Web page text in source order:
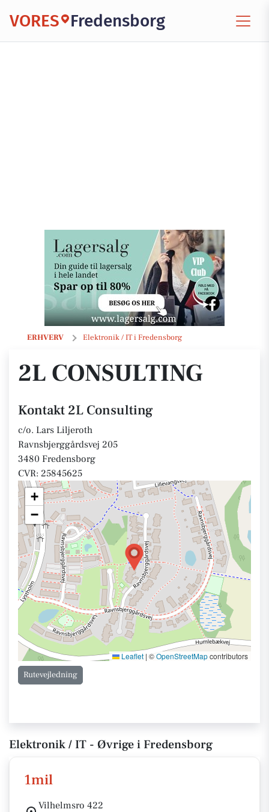
VORES Fredensborg
ERHVERV Elektronik / IT i Fredensborg
2L Consulting
2L CONSULTING
Kontakt 2L Consulting
c/o. Lars Liljeroth
Ravnsbjerggårdsvej 205
3480 Fredensborg
CVR: 25845625
+
−
Leaflet | ©OpenStreetMapcontributors
Rutevejledning
Elektronik / IT - Øvrige i Fredensborg
1mil
Vilhelmsro 422